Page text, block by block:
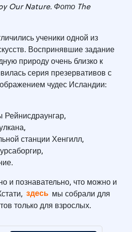
Our Nature. Фото The
ученики одной из
Воспринявшие задание
природу очень близко к
серия презервативов с
чудес Исландии:
Рейнисдраунгар,
станции Хенгилл,
и познавательно, что можно и
здесь мы собрали для
только для взрослых.